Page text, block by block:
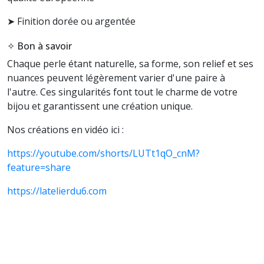
➤ Finition dorée ou argentée
✧ Bon à savoir
Chaque perle étant naturelle, sa forme, son relief et ses
nuances peuvent légèrement varier d'une paire à
l'autre. Ces singularités font tout le charme de votre
bijou et garantissent une création unique.
Nos créations en vidéo ici :
https://youtube.com/shorts/LUTt1qO_cnM?
feature=share
https://latelierdu6.com